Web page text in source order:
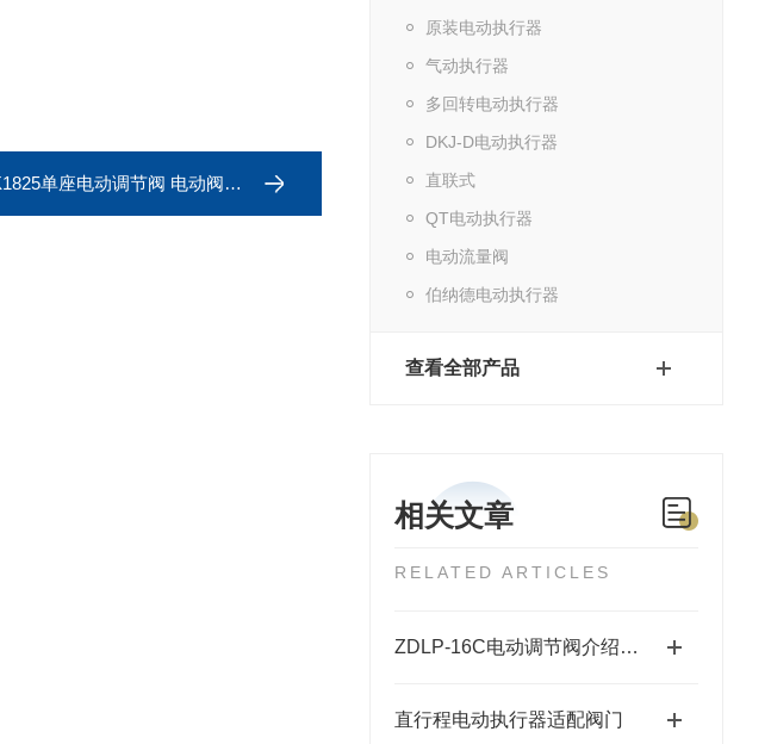
原装电动执行器
气动执行器
多回转电动执行器
DKJ-D电动执行器
直联式
QT电动执行器
电动流量阀
伯纳德电动执行器
查看全部产品
相关文章
RELATED ARTICLES
ZDLP-16C电动调节阀介绍及参数
直行程电动执行器适配阀门
单座电动调节阀 电动阀电动执行器